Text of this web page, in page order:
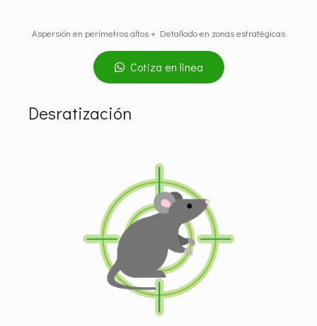
Aspersión en perímetros altos + Detallado en zonas estratégicas
Cotiza en linea
Desratización